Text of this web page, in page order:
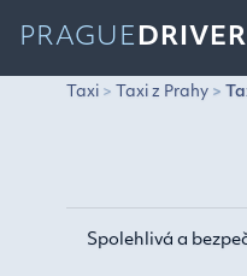
PRAGUE
Taxi Taxi z Prahy
Spolehlivá a